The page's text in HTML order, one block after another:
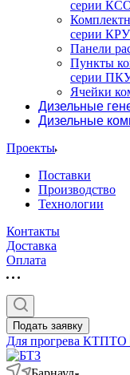
серии
серии
Панели
Пункты
серии
Ячейки
Дизельные
Дизельные
Проекты
Поставки
Производство
Технологии
Контакты
Доставка
Оплата
Подать заявку
Для прогрева КТПТО